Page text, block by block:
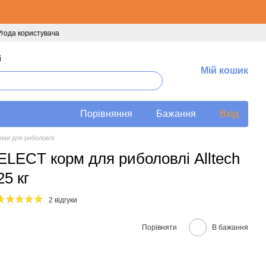
користувача
Мій кошик
Порівняння Бажання Вхід
для риболовлі
корм для риболовлі Alltech
кг
2 відгуки
Порівняти В бажання